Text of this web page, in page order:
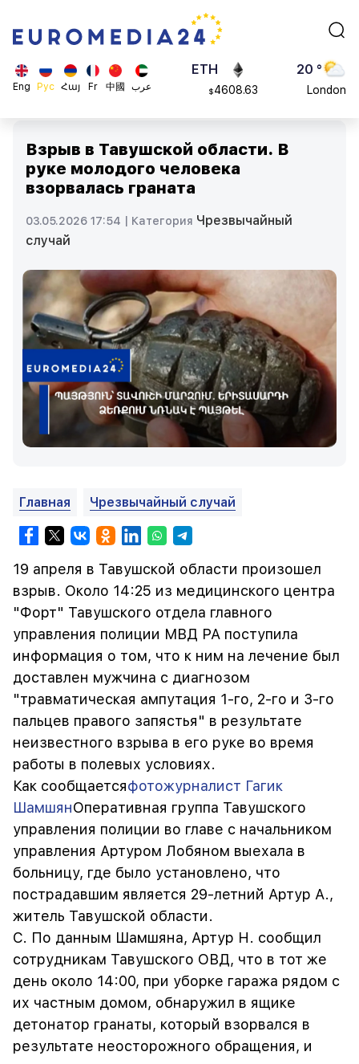
Eng Рус Հայ Fr 中國 عرب
ADA
0.868816
ETH
$4608.63
20 °
London
Взрыв в Тавушской области. В
руке молодого человека
взорвалась граната
03.05.2026 17:54 | Категория Чрезвычайный
случай
Главная Чрезвычайный случай
19 апреля в Тавушской области произошел
взрыв. Около 14:25 из медицинского центра
"Форт" Тавушского отдела главного
управления полиции МВД РА поступила
информация о том, что к ним на лечение был
доставлен мужчина с диагнозом
"травматическая ампутация 1-го, 2-го и 3-го
пальцев правого запястья" в результате
неизвестного взрыва в его руке во время
работы в полевых условиях.
Как сообщаетсяфотожурналист Гагик
ШамшянОперативная группа Тавушского
управления полиции во главе с начальником
управления Артуром Лобяном выехала в
больницу, где было установлено, что
пострадавшим является 29-летний Артур А.,
житель Тавушской области.
С. По данным Шамшяна, Артур Н. сообщил
сотрудникам Тавушского ОВД, что в тот же
день около 14:00, при уборке гаража рядом с
их частным домом, обнаружил в ящике
детонатор гранаты, который взорвался в
результате неосторожного обращения, и